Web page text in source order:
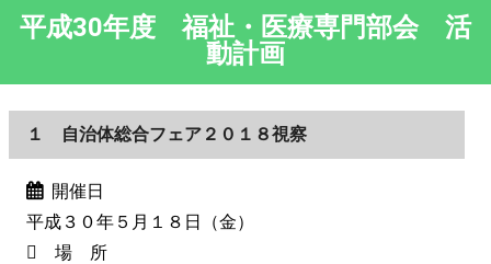
平成30年度 福祉・医療専門部会 活
動計画
１ 自治体総合フェア２０１８視察
開催日
平成３０年５月１８日（金）
場 所